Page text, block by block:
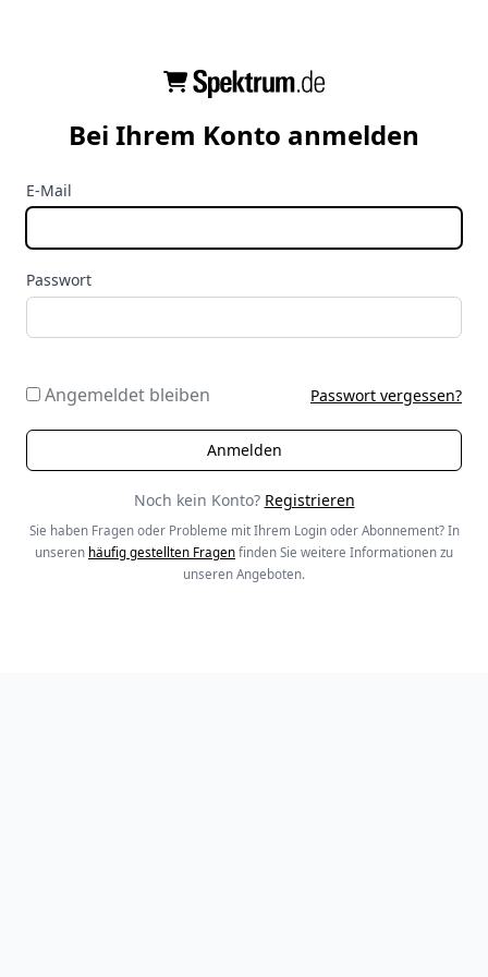
Bei Ihrem Konto anmelden
E-Mail
Passwort
Angemeldet bleiben Passwort vergessen?
Noch kein Konto? Registrieren
Sie haben Fragen oder Probleme mit Ihrem Login oder Abonnement? In
unseren häufig gestellten Fragen finden Sie weitere Informationen zu
unseren Angeboten.